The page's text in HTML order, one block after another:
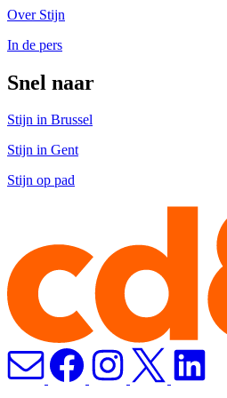
Over Stijn
In de pers
Snel naar
Stijn in Brussel
Stijn in Gent
Stijn op pad